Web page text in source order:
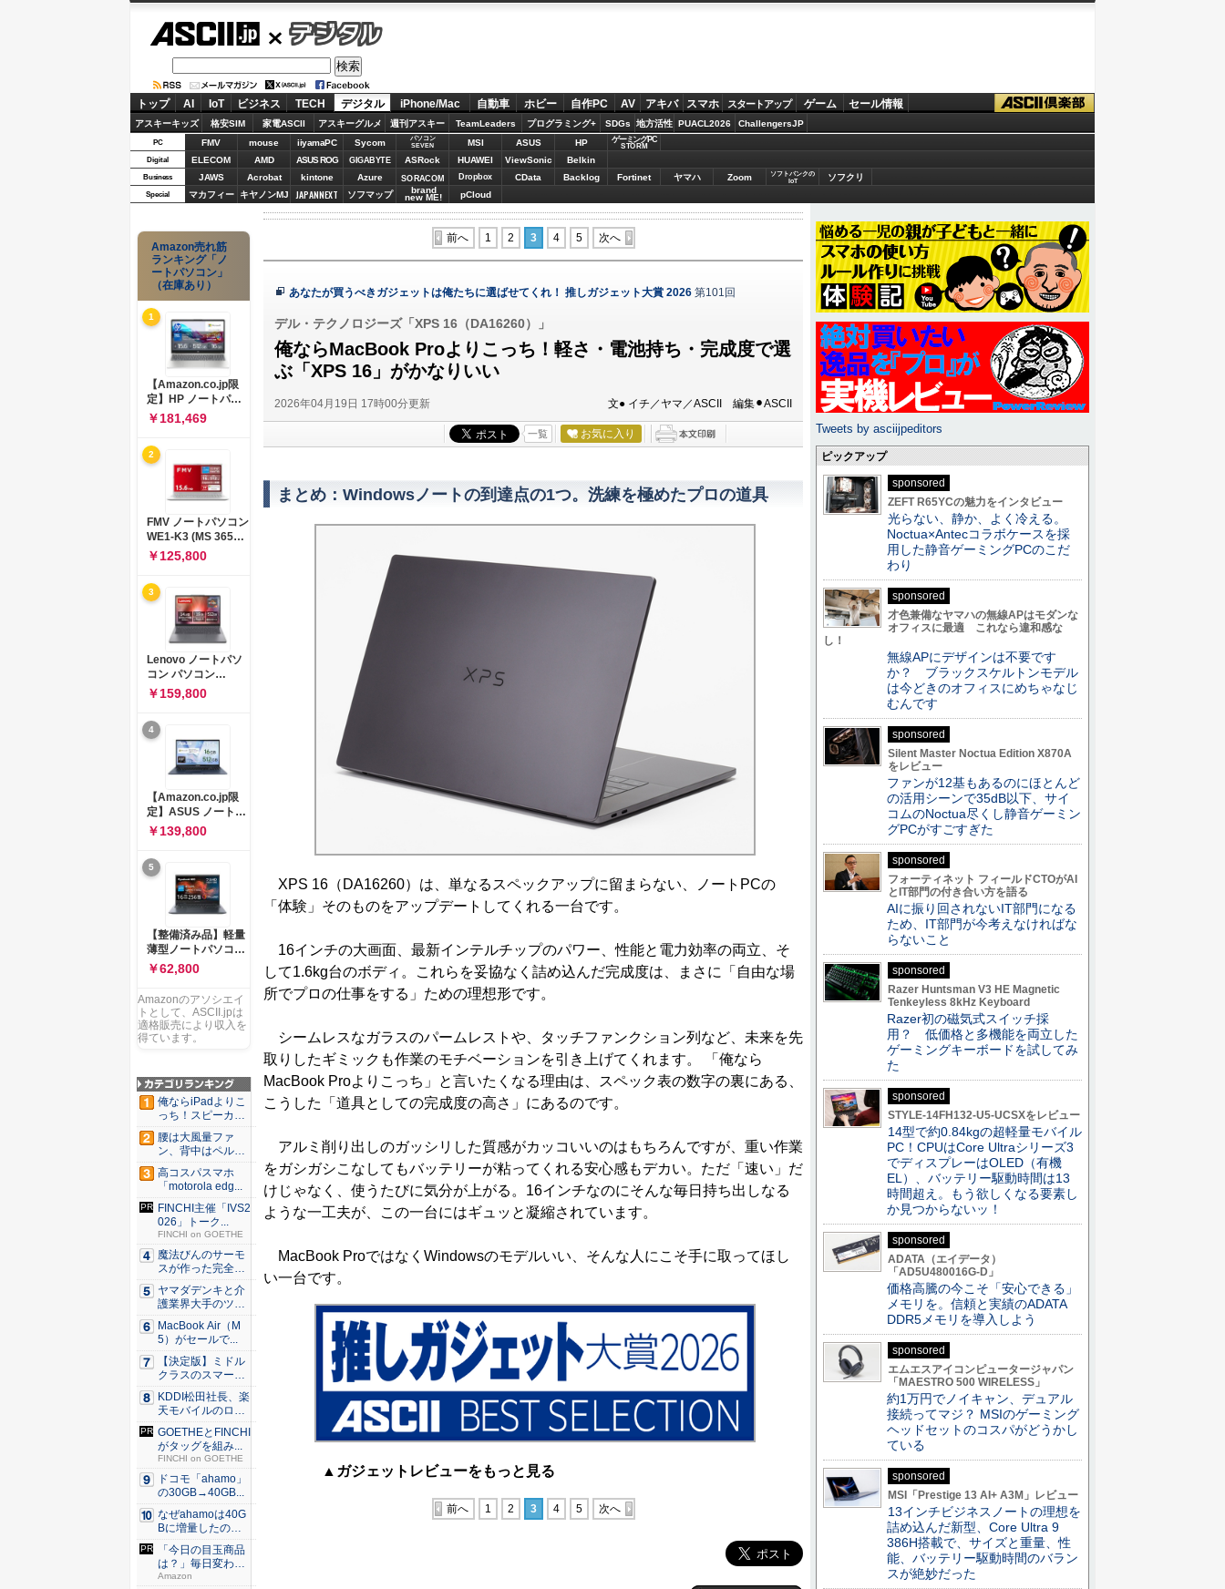
デジタル
トップ AI IoT ビジネス TECH デジタル iPhone/Mac 自動車 ホビー 自作PC AV アキバ スマホ スタートアップ ゲーム セール情報
アスキーキッズ 格安SIM 家電ASCII アスキーグルメ 週刊アスキー TeamLeaders プログラミング+ SDGs 地方活性 PUACL2026 ChallengersJP
PC FMV mouse iiyamaPC Sycom
パソコン
SEVEN
MSI ASUS HP ゲーミングPC
STORM
Digital ELECOM AMD ASUS ROG GIGABYTE ASRock HUAWEI ViewSonic Belkin
Business JAWS Acrobat kintone Azure SORACOM Dropbox CData Backlog Fortinet ヤマハ Zoom
ソフトバンクの
IoT
ソフクリ
Special マカフィー キヤノンMJ JAPANNEXT ソフマップ brand
new ME! pCloud
前へ 1 2 3 4 5 次へ
あなたが買うべきガジェットは俺たちに選ばせてくれ！ 推しガジェット大賞 2026 第101回
デル・テクノロジーズ「XPS 16（DA16260）」
俺ならMacBook Proよりこっち！軽さ・電池持ち・完成度で選
ぶ「XPS 16」がかなりいい
2026年04月19日 17時00分更新 文● イチ／ヤマ／ASCII 編集⚫︎ASCII
一覧 お気に入り
まとめ：Windowsノートの到達点の1つ。洗練を極めたプロの道具
XPS 16（DA16260）は、単なるスペックアップに留まらない、ノートPCの
「体験」そのものをアップデートしてくれる一台です。
16インチの大画面、最新インテルチップのパワー、性能と電力効率の両立、そ
して1.6kg台のボディ。これらを妥協なく詰め込んだ完成度は、まさに「自由な場
所でプロの仕事をする」ための理想形です。
シームレスなガラスのパームレストや、タッチファンクション列など、未来を先
取りしたギミックも作業のモチベーションを引き上げてくれます。 「俺なら
MacBook Proよりこっち」と言いたくなる理由は、スペック表の数字の裏にある、
こうした「道具としての完成度の高さ」にあるのです。
アルミ削り出しのガッシリした質感がカッコいいのはもちろんですが、重い作業
をガシガシこなしてもバッテリーが粘ってくれる安心感もデカい。ただ「速い」だ
けじゃなく、使うたびに気分が上がる。16インチなのにそんな毎日持ち出しなる
ような一工夫が、この一台にはギュッと凝縮されています。
MacBook ProではなくWindowsのモデルいい、そんな人にこそ手に取ってほし
い一台です。
▲ガジェットレビューをもっと見る
前へ 1 2 3 4 5 次へ
Amazon売れ筋
ランキング「ノ
ートパソコン」
（在庫あり）
1
【Amazon.co.jp限
定】HP ノートパソ
コン 15-fd 15.6イン
チ インテル Core 5
120U メモリ16GB
SSD512GB
Windows 11
Microsoft Office
2024搭載 WPS
Office搭載 カメラシ
ャッター 指紋認証 薄
型 Copilotキー搭載
ナチュラルシルバー
￥181,469
2
FMV ノートパソコン
WE1-K3 (MS 365
Personal/Copilotキ
ー搭載/Win 11/15.6
型/Core
i5/16GB/SSD
512GB/ホワイト)
FMVWK3E15W_AZ
￥125,800
3
Lenovo ノートパソ
コン パソコン
IdeaPad Slim 3 14.0
インチ AMD
Ryzen™ 5 8640HS
メモリ16GB
SSD512GB
Microsoft 365 試用
版 Windows11 バッ
テリー駆動12.6時間
重量1.39kg ルナグレ
ー 83K9003JJP ノー
トPC
￥159,800
4
【Amazon.co.jp限
定】ASUS ノートパ
ソコン Vivobook 15
M1502NAQ 15.6イ
ンチ AMD Ryzen 7
170 メモリ16GB
SSD 512GB
Microsoft 365
Personal (24か月版)
搭載 Windows 11 重
量1.7kg Wi-Fi 6E ク
ワイエットブルー
M1502NAQ-
￥139,800
5
【整備済み品】軽量
薄型ノートパソコン
dynabook G83 ■
13.3型
FHD(1920x1080) -
高性能第11世代Core
i5-1135G7 - メモリ
16GB - SSD 256GB
USB Type-C - MS
Office 2021 - Win11
搭載
￥62,800
Amazonのアソシエイ
トとして、ASCII.jpは
適格販売により収入を
得ています。
俺ならiPadよりこ
っち！スピーカー
9個...
腰は大風量ファ
ン、背中はペルチ
ェ冷却。ダ...
高コスパスマホ
「motorola edg...
FINCHI主催「IVS2
026」トーク...
FINCHI on GOETHE
魔法びんのサーモ
スが作った完全遮
光100...
ヤマダデンキと介
護業界大手のツク
イが協業...
MacBook Air（M
5）がセールで...
【決定版】ミドル
クラスのスマート
フォンの...
KDDI松田社長、楽
天モバイルのロー
ミン...
GOETHEとFINCHI
がタッグを組み...
FINCHI on GOETHE
ドコモ「ahamo」
の30GB→40GB...
なぜahamoは40G
Bに増量したの
か ...
「今日の目玉商品
は？」毎日変わる
Amaz...
Amazon
Tweets by asciijpeditors
ピックアップ
sponsored
ZEFT R65YCの魅力をインタビュー
光らない、静か、よく冷える。
Noctua×Antecコラボケースを採
用した静音ゲーミングPCのこだ
わり
sponsored
才色兼備なヤマハの無線APはモダンな
オフィスに最適 これなら違和感な
し！
無線APにデザインは不要です
か？ ブラックスケルトンモデル
は今どきのオフィスにめちゃなじ
むんです
sponsored
Silent Master Noctua Edition X870A
をレビュー
ファンが12基もあるのにほとんど
の活用シーンで35dB以下、サイ
コムのNoctua尽くし静音ゲーミン
グPCがすごすぎた
sponsored
フォーティネット フィールドCTOがAI
とIT部門の付き合い方を語る
AIに振り回されないIT部門になる
ため、IT部門が今考えなければな
らないこと
sponsored
Razer Huntsman V3 HE Magnetic
Tenkeyless 8kHz Keyboard
Razer初の磁気式スイッチ採
用？ 低価格と多機能を両立した
ゲーミングキーボードを試してみ
た
sponsored
STYLE-14FH132-U5-UCSXをレビュー
14型で約0.84kgの超軽量モバイル
PC！CPUはCore Ultraシリーズ3
でディスプレーはOLED（有機
EL）、バッテリー駆動時間は13
時間超え。もう欲しくなる要素し
か見つからないッ！
sponsored
ADATA（エイデータ）
「AD5U480016G-D」
価格高騰の今こそ「安心できる」
メモリを。信頼と実績のADATA
DDR5メモリを導入しよう
sponsored
エムエスアイコンピュータージャパン
「MAESTRO 500 WIRELESS」
約1万円でノイキャン、デュアル
接続ってマジ？ MSIのゲーミング
ヘッドセットのコスパがどうかし
ている
sponsored
MSI「Prestige 13 AI+ A3M」レビュー
13インチビジネスノートの理想を
詰め込んだ新型、Core Ultra 9
386H搭載で、サイズと重量、性
能、バッテリー駆動時間のバラン
スが絶妙だった